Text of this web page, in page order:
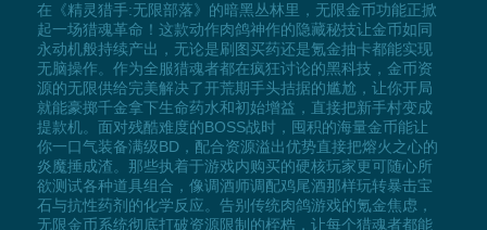
在《精灵猎手:无限部落》的暗黑丛林里，无限金币功能正掀
起一场猎魂革命！这款动作肉鸽神作的隐藏秘技让金币如同
永动机般持续产出，无论是刷图买药还是氪金抽卡都能实现
无脑操作。作为全服猎魂者都在疯狂讨论的黑科技，金币资
源的无限供给完美解决了开荒期手头拮据的尴尬，让你开局
就能豪掷千金拿下生命药水和初始增益，直接把新手村变成
提款机。面对残酷难度的BOSS战时，囤积的海量金币能让
你一口气装备满级BD，配合资源溢出优势直接把熔火之心的
炎魔捶成渣。那些执着于游戏内购买的硬核玩家更可随心所
欲测试各种道具组合，像调酒师调配鸡尾酒那样玩转暴击宝
石与抗性药剂的化学反应。告别传统肉鸽游戏的氪金焦虑，
无限金币系统彻底打破资源限制的桎梏，让每个猎魂者都能